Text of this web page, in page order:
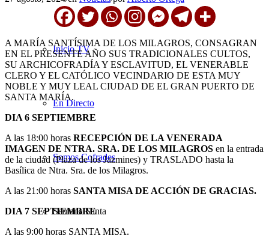
Inicio TV
En Directo
Somos Cofrades
Semana Santa
A MARÍA SANTÍSIMA DE LOS MILAGROS, CONSAGRAN
EN EL PRESENTE AÑO SUS TRADICIONALES CULTOS,
SU ARCHICOFRADÍA Y ESCLAVITUD, EL VENERABLE
CLERO Y EL CATÓLICO VECINDARIO DE ESTA MUY
NOBLE Y MUY LEAL CIUDAD DE EL GRAN PUERTO DE
SANTA MARÍA.
DIA 6 SEPTIEMBRE
A las 18:00 horas RECEPCIÓN DE LA VENERADA
IMAGEN DE NTRA. SRA. DE LOS MILAGROS en la entrada
de la ciudad (Plaza de los Jazmines) y TRASLADO hasta la
Basílica de Ntra. Sra. de los Milagros.
A las 21:00 horas SANTA MISA DE ACCIÓN DE GRACIAS.
DIA 7 SEPTIEMBRE
A las 9:00 horas SANTA MISA.